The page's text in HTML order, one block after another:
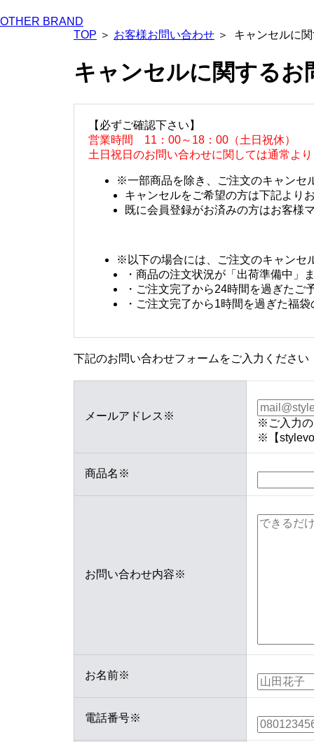
OTHER BRAND
TOP ＞ お客様お問い合わせ ＞ キャンセルに
キャンセルに関するお
【必ずご確認下さい】
営業時間 11：00～18：00（土日祝休）
土日祝日のお問い合わせに関しては通常よ
※一部商品を除き、ご注文のキャンセ
キャンセルをご希望の方は下記より
既に会員登録がお済みの方はお客様
※以下の場合には、ご注文のキャンセ
・商品の注文状況が「出荷準備中」
・ご注文完了から24時間を過ぎたご
・ご注文完了から1時間を過ぎた福
下記のお問い合わせフォームをご入力ください
メールアドレス ※
※ご入力の
※【
商品名 ※
お問い合わせ内容※
お名前※
電話番号※